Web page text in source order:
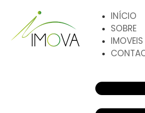
INÍCIO
SOBRE
IMOVEIS